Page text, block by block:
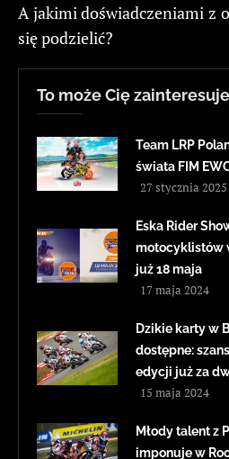
A jakimi doświadczeniami z
się podzielić?
To może Cię zainteresuje
Team LRP
świata FIM
27 stycznia 2025
Eska Rider
motocyklistów
już 18 maja
17 maja 2024
Dzikie karty w
dostępne:
edycji już za
15 maja 2024
Młody talent z
imponuje w